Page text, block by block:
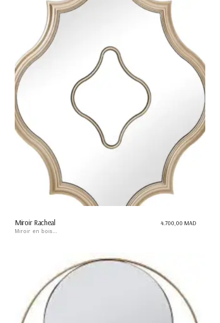
Miroir Racheal
Miroir en bois...
4.700,00 MAD